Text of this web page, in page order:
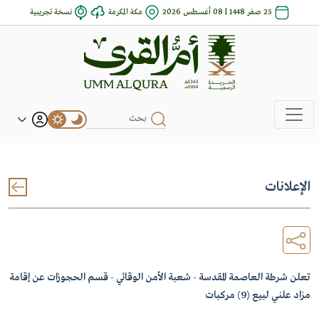
25 صفر 1448 | 08 أغسطس 2026 مكة المكرمة نسخة تجريبية
الإعلانات
تعلن شرطة العاصمة المقدسة - شعبة الأمن الوقائي - قسم الحجوزات عن إقامة
مزاد علني لبيع (9) مركبات